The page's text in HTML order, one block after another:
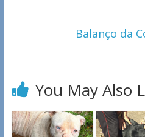
Balanço da
You May Also